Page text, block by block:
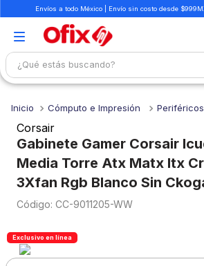
Envíos a todo México | Envío sin costo desde
¿Qué estás buscando?
Cómputo e Impresión Periféricos
Corsair
Gabinete Gamer Corsair
Media Torre Atx Matx Itx
3Xfan Rgb Blanco Sin
: CC-9011205-WW
Exclusivo en línea
1.
mochilas
2.
libretas
3.
cuaderno
4.
cuadernos
5.
colores
6.
boligrafo
7.
escritorio